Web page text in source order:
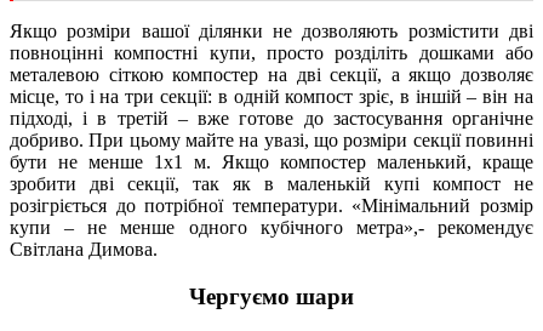
Якщо розміри вашої ділянки не дозволяють розмістити дві
повноцінні компостні купи, просто розділіть дошками або
металевою сіткою компостер на дві секції, а якщо дозволяє
місце, то і на три секції: в одній компост зріє, в іншій – він на
підході, і в третій – вже готове до застосування органічне
добриво. При цьому майте на увазі, що розміри секції повинні
бути не менше 1х1 м. Якщо компостер маленький, краще
зробити дві секції, так як в маленькій купі компост не
розігріється до потрібної температури. «Мінімальний розмір
купи – не менше одного кубічного метра»,- рекомендує
Світлана Димова.
Чергуємо шари